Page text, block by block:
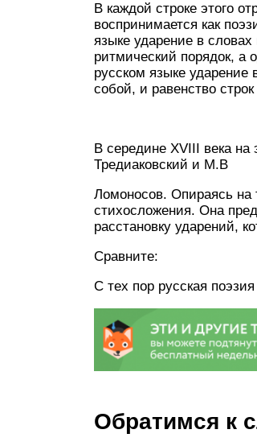
В каждой строке этого
воспринимается как
языке ударение в словах
ритмический порядок, а
русском языке ударение
собой, и равенство
В середине XVIII века
Тредиаковский и М.В
Ломоносов. Опираясь на
стихосложения. Она
расстановку ударений,
Сравните:
С тех пор русская
Обратимся к